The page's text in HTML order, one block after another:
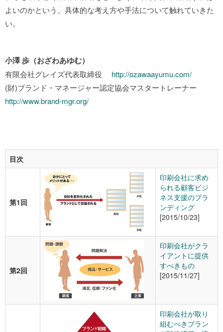
よいのかという、具体的な考え方や手法について触れていきた
い。
小澤 歩（おざわあゆむ）
有限会社グレイズ代表取締役 http://ozawaayumu.com/
(財)ブランド・マネージャー認定協会マスタートレーナー
http://www.brand-mgr.org/
目次
第1回
印刷会社に求め
られる顧客ビジ
ネス支援のブラ
ンディング
[2015/10/23]
第2回
印刷会社がクラ
イアントに提供
すべきもの
[2015/11/27]
印刷会社が取り
組むべきブラン